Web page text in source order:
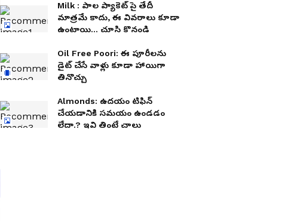
Milk : పాల ప్యాకెట్ పై తేదీ
మాత్రమే కాదు, ఈ వివరాలు కూడా
ఉంటాయి... చూసి కొనండి
Oil Free Poori: ఈ పూరీలను
డైట్ చేసే వాళ్లు కూడా హాయిగా
తినొచ్చు
Almonds: ఉద‌యం టిఫిన్
చేయ‌డానికి స‌మ‌యం ఉండ‌డం
లేదా.? ఇవి తింటే చాలు